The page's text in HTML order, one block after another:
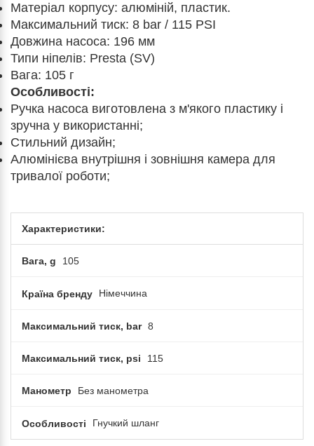
Матеріал корпусу: алюміній, пластик.
Максимальний тиск: 8 bar / 115 PSI
Довжина насоса: 196 мм
Типи ніпелів: Presta (SV)
Вага: 105 г
Особливості:
Ручка насоса виготовлена ​​з м'якого пластику і
зручна у використанні;
Стильний дизайн;
Алюмінієва внутрішня і зовнішня камера для
тривалої роботи;
Характеристики:
Вага, g 105
Країна бренду Німеччина
Максимальний тиск, bar 8
Максимальний тиск, psi 115
Манометр Без манометра
Особливості Гнучкий шланг